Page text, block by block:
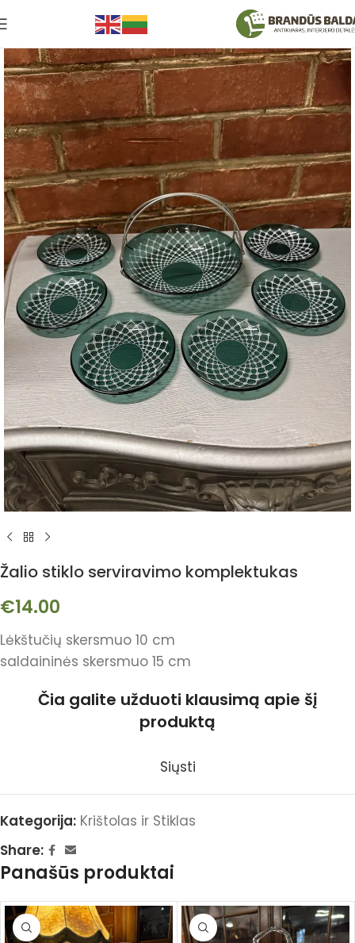
Žalio stiklo serviravimo komplektukas
€14.00
Lėkštučių skersmuo 10 cm
saldaininės skersmuo 15 cm
Čia galite užduoti klausimą apie šį
produktą
Siųsti
Kategorija: Krištolas ir Stiklas
Share:
Panašūs produktai